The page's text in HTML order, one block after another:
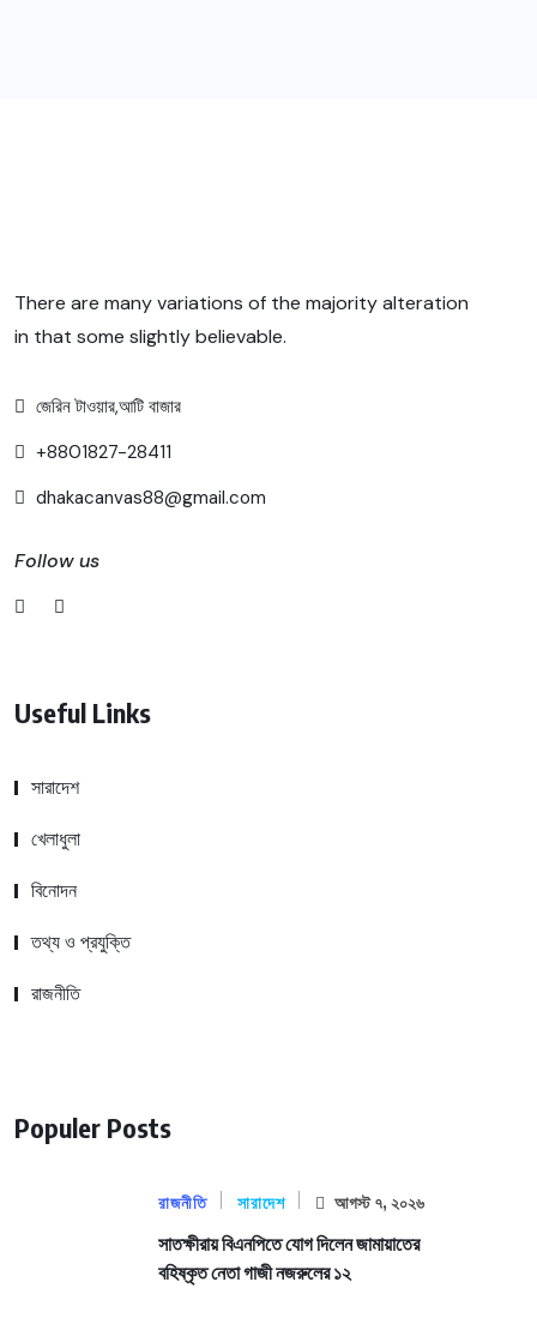
There are many variations of the majority alteration
in that some slightly believable.
জেরিন টাওয়ার,আটি বাজার
+8801827-28411
dhakacanvas88@gmail.com
Follow us
Useful Links
সারাদেশ
খেলাধুলা
বিনোদন
তথ্য ও প্রযুক্তি
রাজনীতি
Populer Posts
রাজনীতি সারাদেশ আগস্ট ৭, ২০২৬
সাতক্ষীরায় বিএনপিতে যোগ দিলেন জামায়াতের
বহিষ্কৃত নেতা গাজী নজরুলের ১২